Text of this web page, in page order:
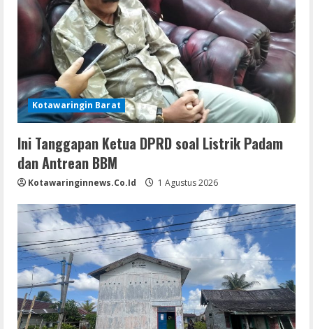
Kotawaringin Barat
Ini Tanggapan Ketua DPRD soal Listrik Padam
dan Antrean BBM
Kotawaringinnews.co.id 1 Agustus 2026